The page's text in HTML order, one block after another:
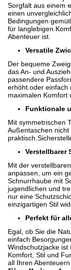
Sorgfalt aus einem
einen
Bedingungen
für langlebigen
Abenteuer ist.
Versatile
Der bequeme
das An- und
passendere
erhöht.oder einfach
maximalen Komfort
Funktionale
Mit symmetrischen
Außentaschen
Verstellbarer
Mit der
anpassen, um ein
Schnurrhaube mit
jugendlichen und
nur eine
einzigartigen Stil
Perfekt für
Egal, ob Sie die
einfach
Windschutzjacke ist
Komfort, Stil und
all Ihren